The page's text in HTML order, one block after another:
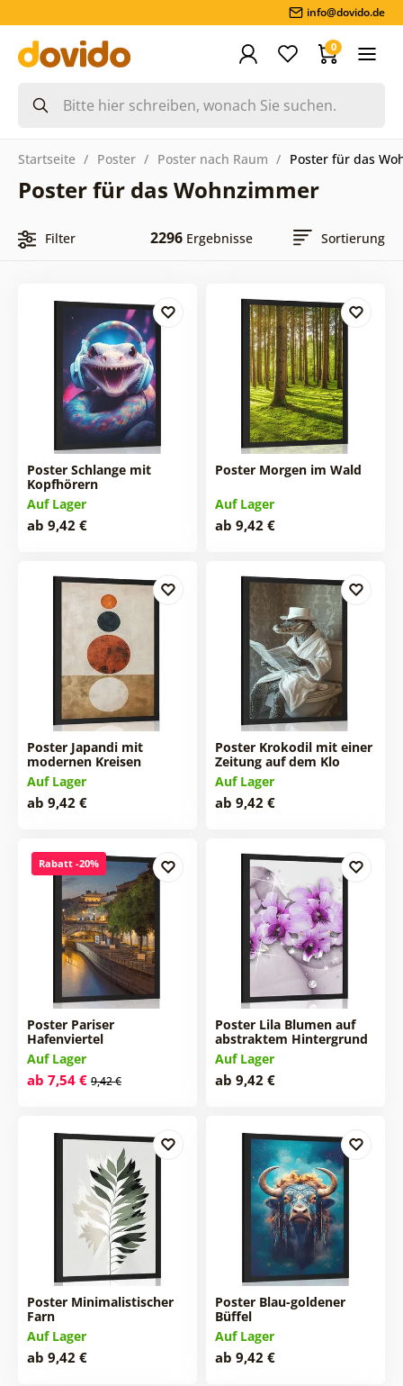
info@dovido.de
0
Startseite Poster Poster nach Raum Poster für das
Poster für das Wohnzimmer
Filter 2296 Ergebnisse Sortierung
Poster Schlange mit
Kopfhörern
Auf Lager
ab 9,42 €
Poster Morgen im Wald
Auf Lager
ab 9,42 €
Poster Japandi mit
modernen Kreisen
Auf Lager
ab 9,42 €
Poster Krokodil mit einer
Zeitung auf dem Klo
Auf Lager
ab 9,42 €
Rabatt -20%
Poster Pariser
Hafenviertel
Auf Lager
ab 7,54 € 9,42 €
Poster Lila Blumen auf
abstraktem Hintergrund
Auf Lager
ab 9,42 €
Poster Minimalistischer
Farn
Auf Lager
ab 9,42 €
Poster Blau-goldener
Büffel
Auf Lager
ab 9,42 €